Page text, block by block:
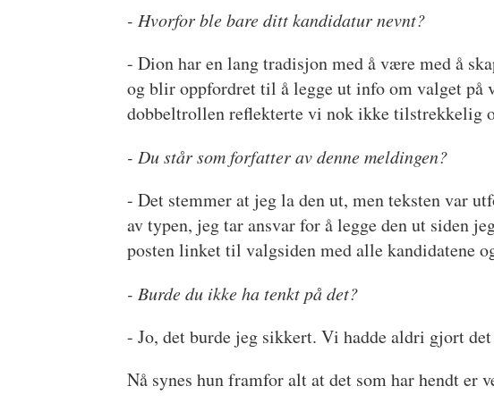
- Hvorfor ble bare ditt kandidatur nevnt?
- Dion har en lang tradisjon med å være med å
og blir oppfordret til å legge ut info om valget på
dobbeltrollen reflekterte vi nok ikke tilstrekkelig
- Du står som forfatter av denne meldingen?
- Det stemmer at jeg la den ut, men teksten var
av typen, jeg tar ansvar for å legge den ut siden
posten linket til valgsiden med alle kandidatene
- Burde du ikke ha tenkt på det?
- Jo, det burde jeg sikkert. Vi hadde aldri gjort
Nå synes hun framfor alt at det som har hendt er